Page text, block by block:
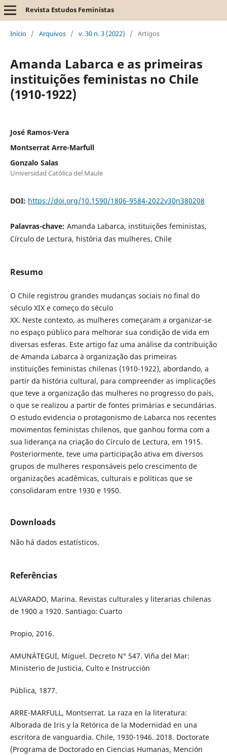
Revista Estudos Feministas
Início / Arquivos / v. 30 n. 3 (2022) / Artigos
Amanda Labarca e as primeiras
instituições feministas no Chile
(1910-1922)
José Ramos-Vera
Montserrat Arre-Marfull
Gonzalo Salas
Universidad Católica del Maule
DOI: https://doi.org/10.1590/1806-9584-2022v30n380208
Palavras-chave: Amanda Labarca, instituições feministas,
Círculo de Lectura, história das mulheres, Chile
Resumo
O Chile registrou grandes mudanças sociais no final do
século XIX e começo do século
XX. Neste contexto, as mulheres começaram a organizar-se
no espaço público para melhorar sua condição de vida em
diversas esferas. Este artigo faz uma análise da contribuição
de Amanda Labarca à organização das primeiras
instituições feministas chilenas (1910-1922), abordando, a
partir da história cultural, para compreender as implicações
que teve a organização das mulheres no progresso do país,
o que se realizou a partir de fontes primárias e secundárias.
O estudo evidencia o protagonismo de Labarca nos recentes
movimentos feministas chilenos, que ganhou forma com a
sua liderança na criação do Círculo de Lectura, em 1915.
Posteriormente, teve uma participação ativa em diversos
grupos de mulheres responsáveis pelo crescimento de
organizações acadêmicas, culturais e políticas que se
consolidaram entre 1930 e 1950.
Downloads
Não há dados estatísticos.
Referências
ALVARADO, Marina. Revistas culturales y literarias chilenas
de 1900 a 1920. Santiago: Cuarto
Propio, 2016.
AMUNÁTEGUI, Miguel. Decreto N° 547. Viña del Mar:
Ministerio de Justicia, Culto e Instrucción
Pública, 1877.
ARRE-MARFULL, Montserrat. La raza en la literatura:
Alborada de Iris y la Retórica de la Modernidad en una
escritora de vanguardia. Chile, 1930-1946. 2018. Doctorate
(Programa de Doctorado en Ciencias Humanas, Mención